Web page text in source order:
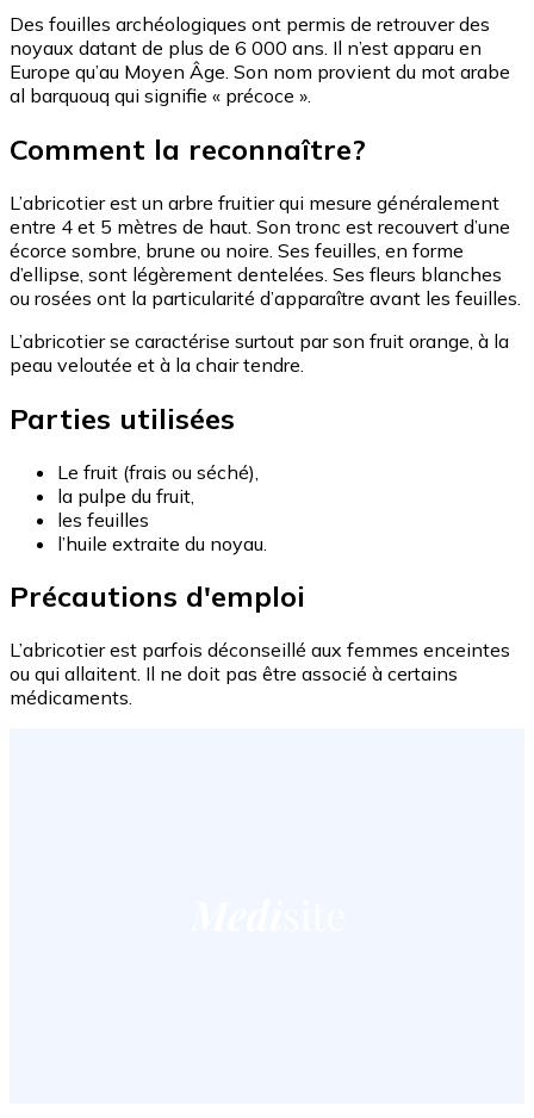
Des fouilles archéologiques ont permis de retrouver des
noyaux datant de plus de 6 000 ans. Il n’est apparu en
Europe qu’au Moyen Âge. Son nom provient du mot arabe
al barquouq qui signifie « précoce ».
Comment la reconnaître?
L’abricotier est un arbre fruitier qui mesure généralement
entre 4 et 5 mètres de haut. Son tronc est recouvert d’une
écorce sombre, brune ou noire. Ses feuilles, en forme
d’ellipse, sont légèrement dentelées. Ses fleurs blanches
ou rosées ont la particularité d’apparaître avant les feuilles.
L’abricotier se caractérise surtout par son fruit orange, à la
peau veloutée et à la chair tendre.
Parties utilisées
Le fruit (frais ou séché),
la pulpe du fruit,
les feuilles
l’huile extraite du noyau.
Précautions d'emploi
L’abricotier est parfois déconseillé aux femmes enceintes
ou qui allaitent. Il ne doit pas être associé à certains
médicaments.